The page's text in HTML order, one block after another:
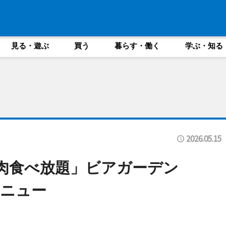
見る・遊ぶ 買う 暮らす・働く 学ぶ・知る
2026.05.15
食べ放題」ビアガーデン
ュー